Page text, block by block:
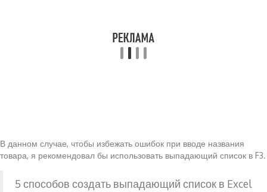
В данном случае, чтобы избежать ошибок при вводе названия
товара, я рекомендовал бы использовать выпадающий список в F3.
5 способов создать выпадающий список в Excel